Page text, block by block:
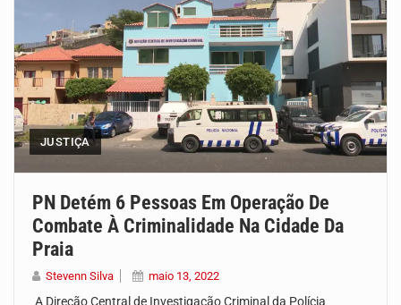
JUSTIÇA
PN Detém 6 Pessoas Em Operação De
Combate À Criminalidade Na Cidade Da
Praia
Stevenn Silva maio 13, 2022
A Direção Central de Investigação Criminal da Polícia